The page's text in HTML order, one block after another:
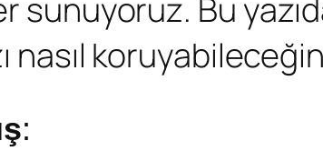
sunuyoruz. Bu
nasıl
: